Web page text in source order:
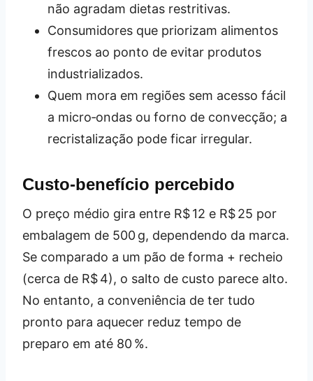
não agradam dietas restritivas.
Consumidores que priorizam alimentos
frescos ao ponto de evitar produtos
industrializados.
Quem mora em regiões sem acesso fácil
a micro‑ondas ou forno de convecção; a
recristalização pode ficar irregular.
Custo‑benefício percebido
O preço médio gira entre R$ 12 e R$ 25 por
embalagem de 500 g, dependendo da marca.
Se comparado a um pão de forma + recheio
(cerca de R$ 4), o salto de custo parece alto.
No entanto, a conveniência de ter tudo
pronto para aquecer reduz tempo de
preparo em até 80 %.